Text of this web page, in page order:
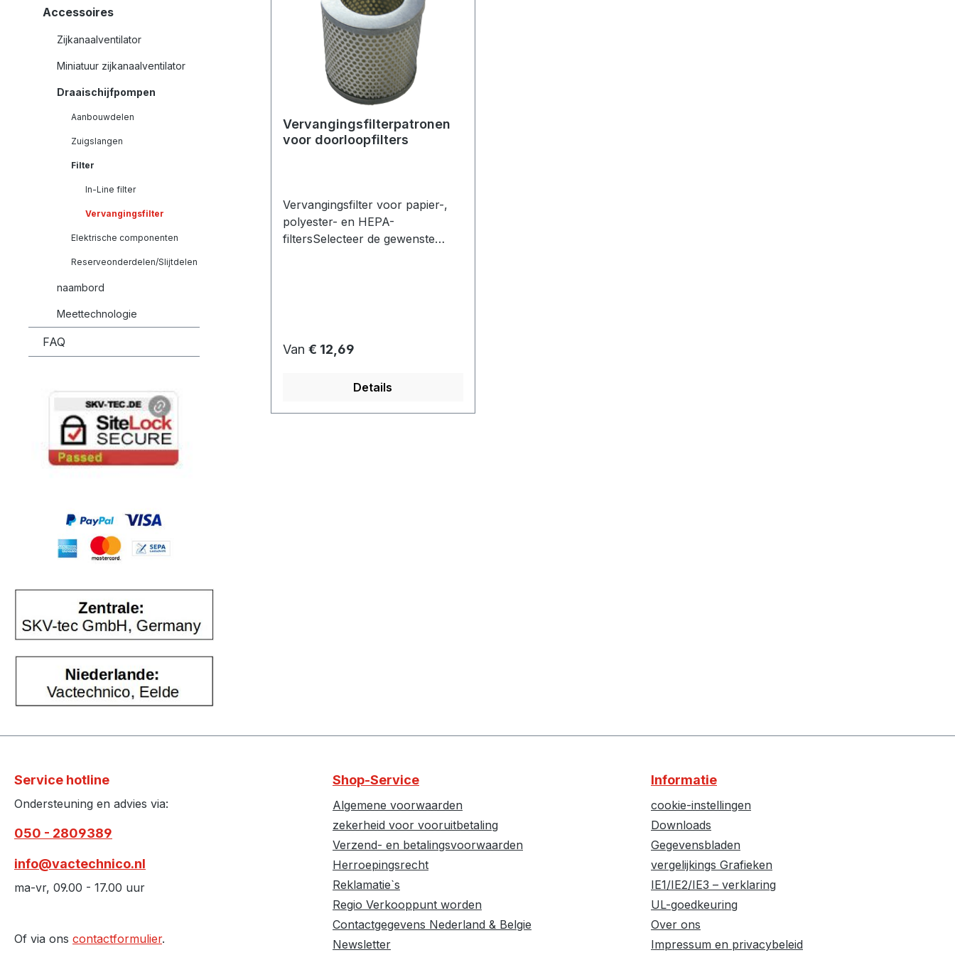
Accessoires
Zijkanaalventilator
Miniatuur zijkanaalventilator
Draaischijfpompen
Aanbouwdelen
Zuigslangen
Filter
In-Line filter
Vervangingsfilter
Elektrische componenten
Reserveonderdelen/Slijtdelen
naambord
Meettechnologie
FAQ
Vervangingsfilterpatronen
voor doorloopfilters
Vervangingsfilter voor papier-,
polyester- en HEPA-
filtersSelecteer de gewenste
Normale prijs:
Van € 12,69
Details
Service hotline
Ondersteuning en advies via:
050 - 2809389
info@vactechnico.nl
ma-vr, 09.00 - 17.00 uur
Of via ons contactformulier.
Shop-Service
Algemene voorwaarden
zekerheid voor vooruitbetaling
Verzend- en betalingsvoorwaarden
Herroepingsrecht
Reklamatie`s
Regio Verkooppunt worden
Contactgegevens Nederland & Belgie
Newsletter
Informatie
cookie-instellingen
Downloads
Gegevensbladen
vergelijkings Grafieken
IE1/IE2/IE3 – verklaring
UL-goedkeuring
Over ons
Impressum en privacybeleid